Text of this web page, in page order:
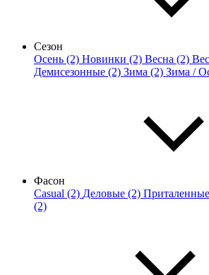
Сезон
Осень (2) Новинки (2) Весна (2)
Демисезонные (2) Зима (2) Зима /
Фасон
Casual (2) Деловые (2)
(2)